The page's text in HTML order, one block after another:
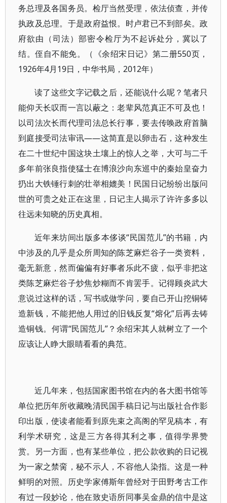
务总理及各国务员。检厅当然受理，依法侦查，并传
执政及总理。于是政府益恨。时卢君已不到部矣。政
府欲由（司法）部密令检厅为不起诉处分，冀以了
结。侄自不能免。（《余绍宋日记》第二册550页，
1926年4月19日，中华书局，2012年）
读了这些文字记载之后，还能说什么呢？笔者只
能仰天长叹而一言以蔽之：老辈风范真正不可及也！
以司法次长而代理司法总长行事，要去传唤政府首脑
到庭接受司法审讯——这简直是以卵击石，这种发生
在二十世纪中国这块土壤上的惊人之举，大可与二千
多年前张良指使猛士在博浪沙向东巡中的秦始皇奋力
扔出大铁锤行刺的壮举相媲美！民国日记纷纷出版问
世的可贵之处正在这里，日记主人揭示了许许多多以
往远未知晓的历史真相。
近年来坊间出版多本侈谈“民国范儿”的书籍，内
中涉及的几乎是众所周知的陈芝麻烂谷子一类资料，
毫无新意，然而偏偏有好事者乐此不疲，似乎非把这
类陈芝麻烂谷子炒焦炒糊而不肯罢手。记得顾炎武大
意说过这样的话，写书或做学问，要自己开山挖铜铸
造新钱，不能把他人用过的旧钱反复“熔化”后再去铸
造铜钱。何谓“民国范儿”？余绍宋其人就树立了一个
应该让人睁大眼睛看看的典范。
近几年来，包括国家图书馆在内的各大图书馆等
单位把历年所收藏晚清民国手稿日记与出版社合作影
印出版，使读者能看到原先束之高阁的罕见稿本，有
利学术研究，这是三方各得其利之事，值得学界赞
赏。另一方面，也有某些单位，把公款收购的日记视
为一家之禁脔，秘不示人，不容他人染指。这是一种
鲜明的对照。历史学家傅斯年曾经对于田野考古工作
有过一段妙论，他在致史语所同事吴金鼎的信中是这